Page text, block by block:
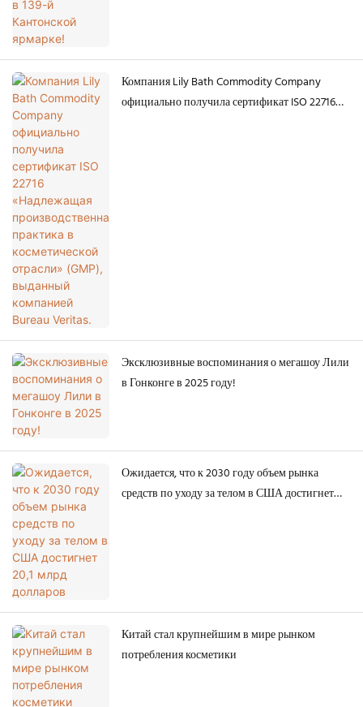
Компания Lily Bath Commodity Company
официально получила сертификат ISO 22716
Эксклюзивные воспоминания о мегашоу Лили
в Гонконге в 2025 году!
Ожидается, что к 2030 году объем рынка
средств по уходу за телом в США достигнет
Китай стал крупнейшим в мире рынком
потребления косметики